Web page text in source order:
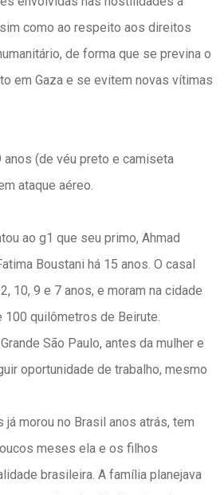
como ao respeito aos direitos
de forma que se previna o
em Gaza e se evitem novas vítimas
(de véu preto e camiseta
ataque aéreo.
ao g1 que seu primo, Ahmad
Boustani há 15 anos. O casal
10, 9 e 7 anos, e moram na cidade
100 quilômetros de Beirute.
São Paulo, antes da mulher e
oportunidade de trabalho, mesmo
já morou no Brasil anos atrás, tem
meses ela e os filhos
brasileira. A família planejava